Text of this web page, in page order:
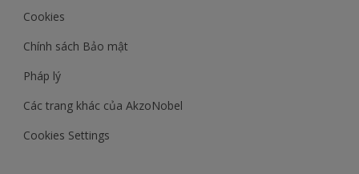
Cookies
Chính sách Bảo mật
Pháp lý
Các trang khác của AkzoNobel
Cookies Settings